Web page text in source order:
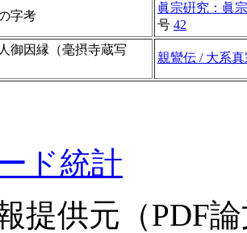
字考
眞宗硏究：眞
号 42
御因縁（毫摂寺蔵写
親鸞伝 / 大系
ド統計
提供元（PDF